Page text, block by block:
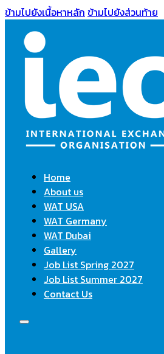
ข้ามไปยังเนื้อหาหลัก ข้ามไปยังส่วนท้าย
Home
About us
WAT USA
WAT Germany
WAT Dubai
Gallery
Job List Spring 2027
Job List Summer 2027
Contact Us